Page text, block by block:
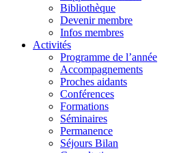
Bibliothèque
Devenir membre
Infos membres
Activités
Programme de l’année
Accompagnements
Proches aidants
Conférences
Formations
Séminaires
Permanence
Séjours Bilan